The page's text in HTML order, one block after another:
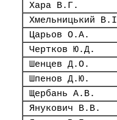
Хара В.Г.
Хмельницький
Царьов О.А.
Чертков Ю.Д.
Шенцев Д.О.
Шпенов Д.Ю.
Щербань А.В.
Янукович В.В.